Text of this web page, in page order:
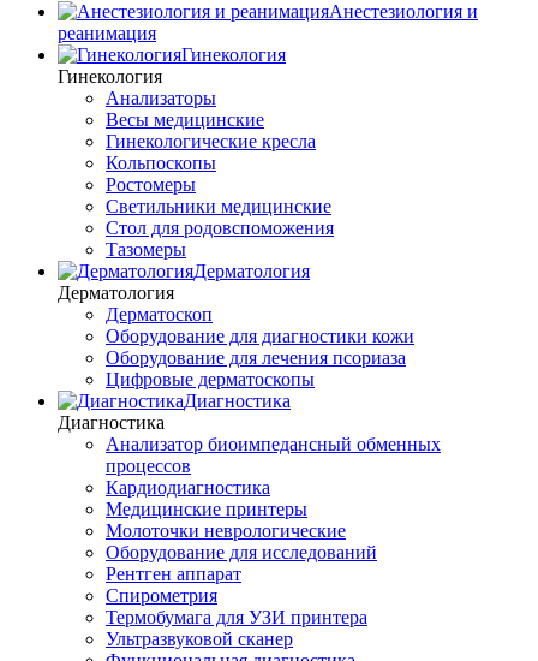
Анестезиология и
реанимация
Гинекология
Гинекология
Анализаторы
Весы медицинские
Гинекологические кресла
Кольпоскопы
Ростомеры
Светильники медицинские
Стол для родовспоможения
Тазомеры
Дерматология
Дерматология
Дерматоскоп
Оборудование для диагностики кожи
Оборудование для лечения псориаза
Цифровые дерматоскопы
Диагностика
Диагностика
Анализатор биоимпедансный обменных
процессов
Кардиодиагностика
Медицинские принтеры
Молоточки неврологические
Оборудование для исследований
Рентген аппарат
Спирометрия
Термобумага для УЗИ принтера
Ультразвуковой сканер